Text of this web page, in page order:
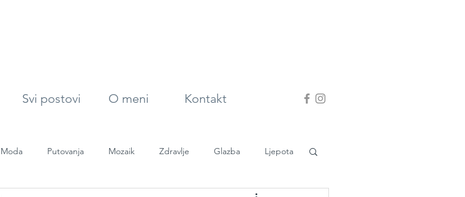
Svi postovi O meni Kontakt
Moda Putovanja Mozaik Zdravlje Glazba Ljepota